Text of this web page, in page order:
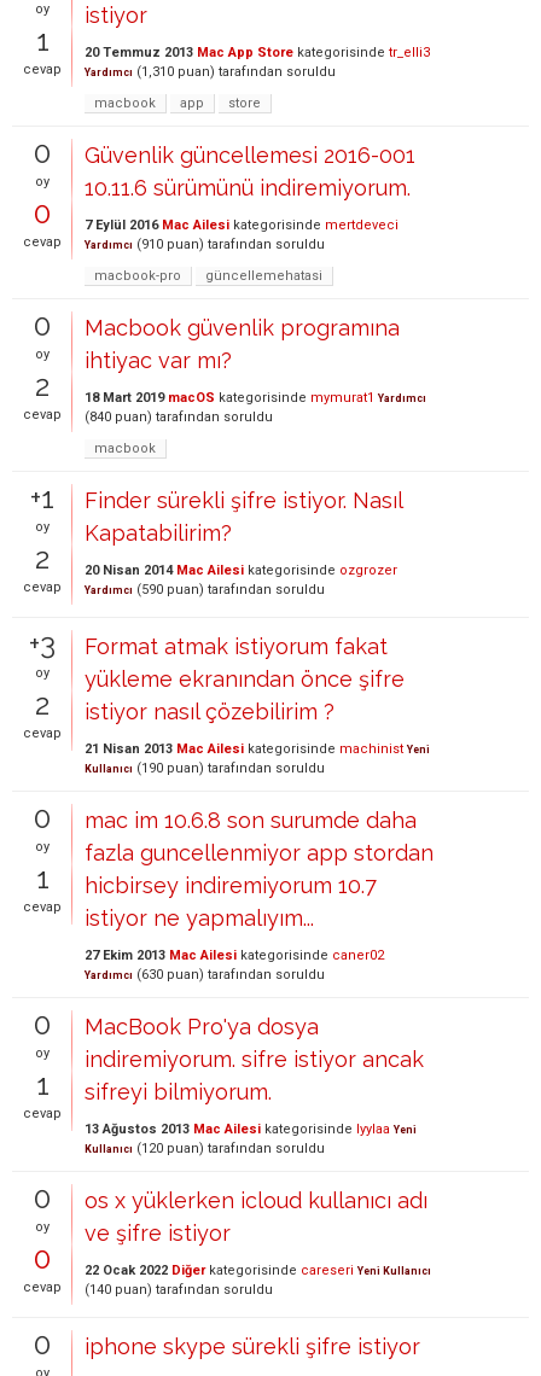
oy
1
cevap
istiyor
20 Temmuz 2013 Mac App Store kategorisinde tr_elli3
Yardımcı (1,310 puan) tarafından soruldu
macbook
app store
0
oy
0
cevap
Güvenlik güncellemesi 2016-001
10.11.6 sürümünü indiremiyorum.
7 Eylül 2016 Mac Ailesi kategorisinde mertdeveci
Yardımcı (910 puan) tarafından soruldu
macbook-pro
güncellemehatasi
0
oy
2
cevap
Macbook güvenlik programına
ihtiyac var mı?
18 Mart 2019 macOS kategorisinde mymurat1 Yardımcı
(840 puan) tarafından soruldu
macbook
+1
oy
2
cevap
Finder sürekli şifre istiyor. Nasıl
Kapatabilirim?
20 Nisan 2014 Mac Ailesi kategorisinde ozgrozer
Yardımcı (590 puan) tarafından soruldu
+3
oy
2
cevap
Format atmak istiyorum fakat
yükleme ekranından önce şifre
istiyor nasıl çözebilirim ?
21 Nisan 2013 Mac Ailesi kategorisinde machinist Yeni
Kullanıcı (190 puan) tarafından soruldu
0
oy
1
cevap
mac im 10.6.8 son surumde daha
fazla guncellenmiyor app stordan
hicbirsey indiremiyorum 10.7
istiyor ne yapmalıyım...
27 Ekim 2013 Mac Ailesi kategorisinde caner02
Yardımcı (630 puan) tarafından soruldu
0
oy
1
cevap
MacBook Pro'ya dosya
indiremiyorum. sifre istiyor ancak
sifreyi bilmiyorum.
13 Ağustos 2013 Mac Ailesi kategorisinde lyylaa Yeni
Kullanıcı (120 puan) tarafından soruldu
0
oy
0
cevap
os x yüklerken icloud kullanıcı adı
ve şifre istiyor
22 Ocak 2022 Diğerkategorisinde careseri Yeni Kullanıcı
(140 puan) tarafından soruldu
0 iphone skype sürekli şifre istiyor